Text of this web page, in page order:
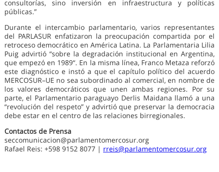
consultorías, sino inversión en infraestructura y políticas
públicas.”
Durante el intercambio parlamentario, varios representantes
del PARLASUR enfatizaron la preocupación compartida por el
retroceso democrático en América Latina. La Parlamentaria Lilia
Puig advirtió “sobre la degradación institucional en Argentina,
que empezó en 1989“. En la misma línea, Franco Metaza reforzó
este diagnóstico e instó a que el capítulo político del acuerdo
MERCOSUR–UE no sea subordinado al comercial, en nombre de
los valores democráticos que unen ambas regiones. Por su
parte, el Parlamentario paraguayo Derlis Maidana llamó a una
“revolución del respeto” y advirtió que preservar la democracia
debe estar en el centro de las relaciones birregionales.
Contactos de Prensa
seccomunicacion@parlamentomercosur.org
Rafael Reis: +598 9152 8077 | rreis@parlamentomercosur.org